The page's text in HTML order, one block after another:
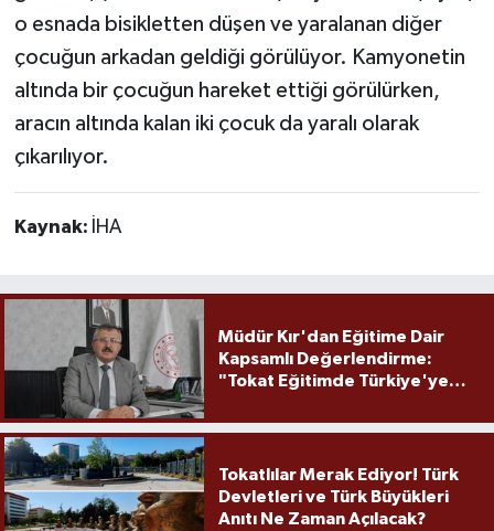
o esnada bisikletten düşen ve yaralanan diğer
çocuğun arkadan geldiği görülüyor. Kamyonetin
altında bir çocuğun hareket ettiği görülürken,
aracın altında kalan iki çocuk da yaralı olarak
çıkarılıyor.
Kaynak: İHA
Müdür Kır'dan Eğitime Dair
Kapsamlı Değerlendirme:
"Tokat Eğitimde Türkiye'ye
Tokatlılar Merak Ediyor! Türk
Devletleri ve Türk Büyükleri
Anıtı Ne Zaman Açılacak?